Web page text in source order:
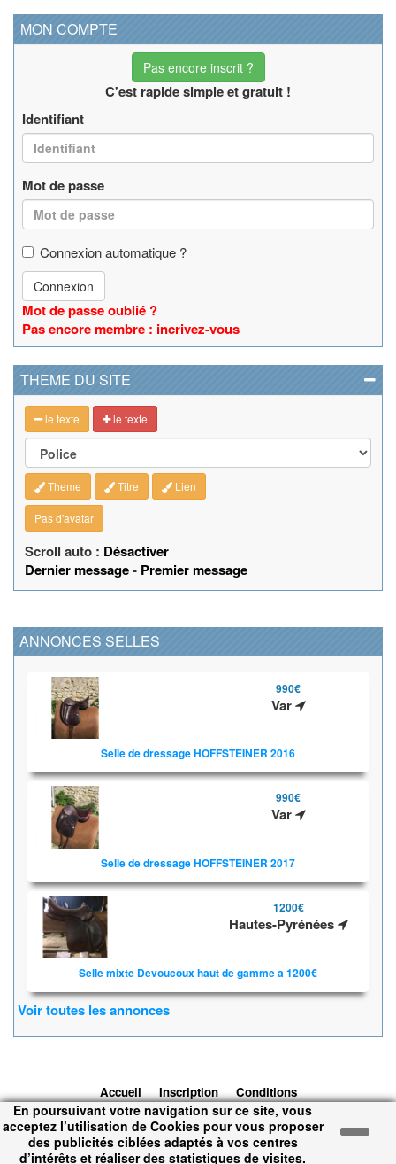
MON COMPTE
Pas encore inscrit ?
C'est rapide simple et gratuit !
Identifiant
Mot de passe
Connexion automatique ?
Connexion
Mot de passe oublié ?
Pas encore membre : incrivez-vous
THEME DU SITE
le texte le texte
Theme Titre Lien
Pas d'avatar
Scroll auto : Désactiver
Dernier message- Premier message
ANNONCES SELLES
990€
Var
Selle de dressage HOFFSTEINER 2016
990€
Var
Selle de dressage HOFFSTEINER 2017
1200€
Hautes-Pyrénées
Selle mixte Devoucoux haut de gamme a 1200€
Voir toutes les annonces
Accueil Inscription
Conditions
d'utilisation
Contacts © 2026 1cheval.com
Ecurie Virtuelle -
Jeu Cheval
Temps d'exécution : 0.879 secondes.
En poursuivant votre navigation sur ce site, vous
acceptez l’utilisation de Cookies pour vous proposer
des publicités ciblées adaptés à vos centres
d’intérêts et réaliser des statistiques de visites.